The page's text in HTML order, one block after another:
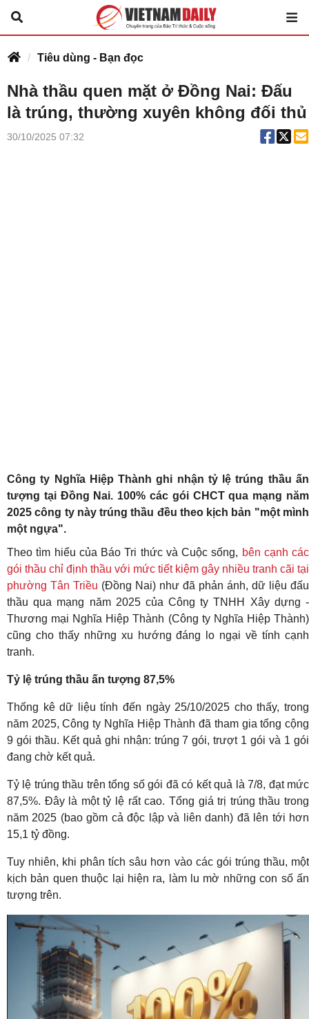
Tiêu dùng - Bạn đọc
Nhà thầu quen mặt ở Đồng Nai: Đấu
là trúng, thường xuyên không đối thủ
30/10/2025 07:32
Công ty Nghĩa Hiệp Thành ghi nhận tỷ lệ trúng thầu ấn
tượng tại Đồng Nai. 100% các gói CHCT qua mạng năm
2025 công ty này trúng thầu đều theo kịch bản "một mình
một ngựa".
Theo tìm hiểu của Báo Tri thức và Cuộc sống, bên cạnh các
gói thầu chỉ định thầu với mức tiết kiệm gây nhiều tranh cãi tại
phường Tân Triều (Đồng Nai) như đã phản ánh, dữ liệu đấu
thầu qua mạng năm 2025 của Công ty TNHH Xây dựng -
Thương mại Nghĩa Hiệp Thành (Công ty Nghĩa Hiệp Thành)
cũng cho thấy những xu hướng đáng lo ngại về tính cạnh
tranh.
Tỷ lệ trúng thầu ấn tượng 87,5%
Thống kê dữ liệu tính đến ngày 25/10/2025 cho thấy, trong
năm 2025, Công ty Nghĩa Hiệp Thành đã tham gia tổng cộng
9 gói thầu. Kết quả ghi nhận: trúng 7 gói, trượt 1 gói và 1 gói
đang chờ kết quả.
Tỷ lệ trúng thầu trên tổng số gói đã có kết quả là 7/8, đạt mức
87,5%. Đây là một tỷ lệ rất cao. Tổng giá trị trúng thầu trong
năm 2025 (bao gồm cả độc lập và liên danh) đã lên tới hơn
15,1 tỷ đồng.
Tuy nhiên, khi phân tích sâu hơn vào các gói trúng thầu, một
kịch bản quen thuộc lại hiện ra, làm lu mờ những con số ấn
tượng trên.